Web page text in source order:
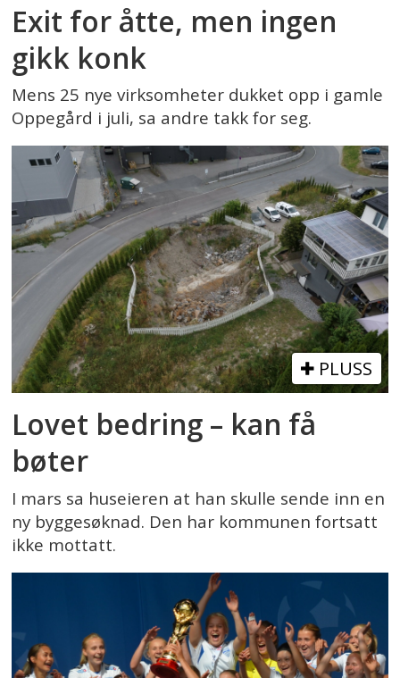
Exit for åtte, men ingen
gikk konk
Mens 25 nye virksomheter dukket opp i gamle
Oppegård i juli, sa andre takk for seg.
PLUSS
Lovet bedring – kan få
bøter
I mars sa huseieren at han skulle sende inn en
ny byggesøknad. Den har kommunen fortsatt
ikke mottatt.